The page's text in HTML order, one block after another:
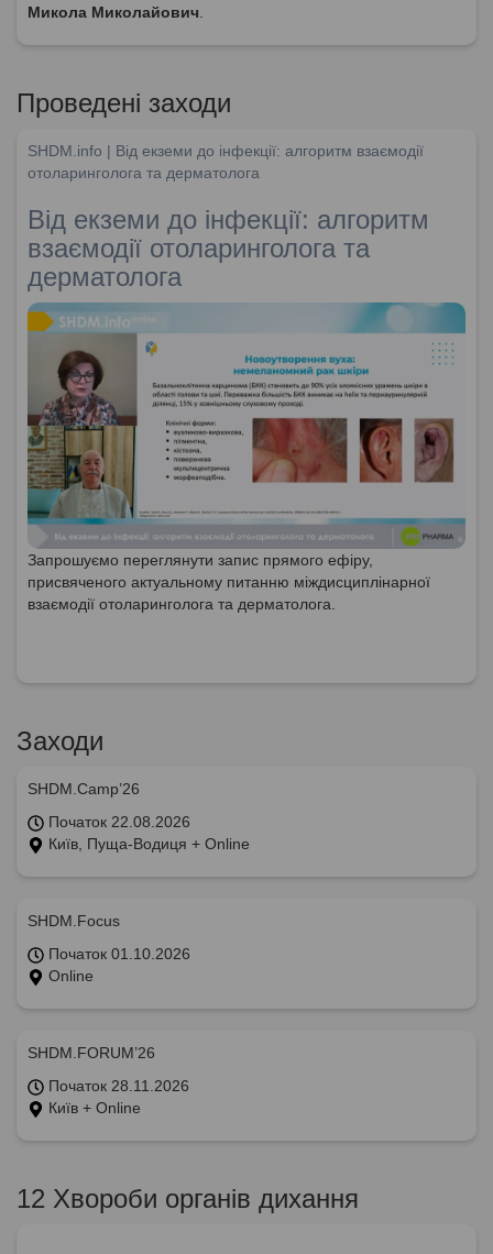
Микола Миколайович
Проведені заходи
SHDM.info | Від екземи до інфекції: алгоритм взаємодії
отоларинголога та дерматолога
Від екземи до інфекції: алгоритм
взаємодії отоларинголога та
дерматолога
Запрошуємо переглянути запис прямого ефіру,
присвяченого актуальному питанню міждисциплінарної
взаємодії отоларинголога та дерматолога.
Заходи
SHDM.Camp’26
Початок 22.08.2026
Київ, Пуща-Водиця + Online
SHDM.Focus
Початок 01.10.2026
Online
SHDM.FORUM’26
Початок 28.11.2026
Київ + Online
12 Хвороби органів дихання